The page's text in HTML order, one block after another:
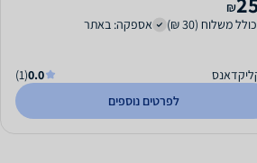
₪
כולל משלוח (30 ₪)
אספקה: באתר
0.0
(1)
לפרטים נוספים